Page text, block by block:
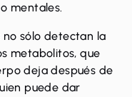
mentales.
no sólo detectan la
metabolitos, que
deja después de
puede dar